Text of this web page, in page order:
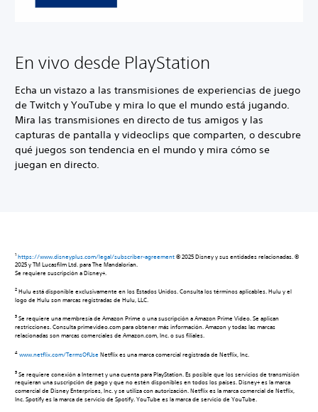
En vivo desde PlayStation
Echa un vistazo a las transmisiones de experiencias de juego
de Twitch y YouTube y mira lo que el mundo está jugando.
Mira las transmisiones en directo de tus amigos y las
capturas de pantalla y videoclips que comparten, o descubre
qué juegos son tendencia en el mundo y mira cómo se
juegan en directo.
1 https://www.disneyplus.com/legal/subscriber-agreement© 2025 Disney y sus entidades relacionadas. ©
2025 y TM Lucasfilm Ltd. para The Mandalorian.
Se requiere suscripción a Disney+.
2 Hulu está disponible exclusivamente en los Estados Unidos. Consulta los términos aplicables. Hulu y el
logo de Hulu son marcas registradas de Hulu, LLC.
3 Se requiere una membresía de Amazon Prime o una suscripción a Amazon Prime Video. Se aplican
restricciones. Consulta primevideo.com para obtener más información. Amazon y todas las marcas
relacionadas son marcas comerciales de Amazon.com, Inc. o sus filiales.
4 www.netflix.com/TermsOfUse Netflix es una marca comercial registrada de Netflix, Inc.
5 Se requiere conexión a Internet y una cuenta para PlayStation. Es posible que los servicios de transmisión
requieran una suscripción de pago y que no estén disponibles en todos los países. Disney+ es la marca
comercial de Disney Enterprises, Inc. y se utiliza con autorización. Netflix es la marca comercial de Netflix,
Inc. Spotify es la marca de servicio de Spotify. YouTube es la marca de servicio de YouTube.